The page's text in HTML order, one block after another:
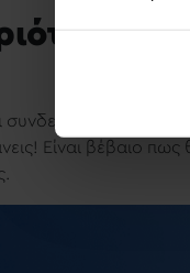
συνδεθεί κυρίως με
Είναι βέβαιο